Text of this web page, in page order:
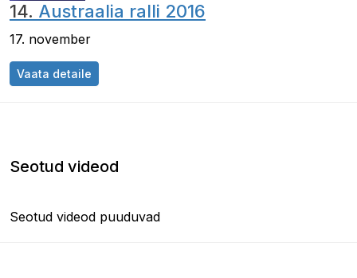
14. Austraalia ralli 2016
17. november
Vaata detaile
Seotud videod
Seotud videod puuduvad